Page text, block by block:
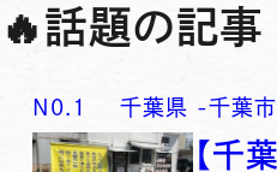
🔥話題の記事
N0. 1 千葉県 -千葉
【千